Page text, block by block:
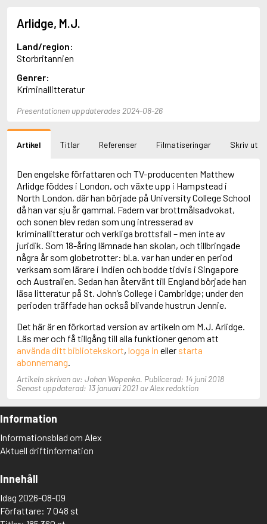
Abbey, Kieran
Abbot, Anthony
Abbott, John
Abbott, Megan
Abdel-Fattah, Randa
Abdolah, Kader
Abé, Kobo
Abele, Inga
Aboulela, Leila
Abrahams, Peter (f. 1947)
Abrahamson, Emmy
Abse, Dannie
Abu-Jaber, Diana
Abulhawa, Susan
Aburas, Lone
Achebe, Chinua
Achmatova, Anna
Aciman, André
Ackebo, Lena
Acker, Kathy
Ackroyd, Peter
Adamov, Arthur
Adams, Douglas
Adams, Herbert
Adams, Jane
Adams, Richard
Adbåge, Emma
Adichie, Chimamanda Ngozi
Adiga, Aravind
Adler-Olsen, Jussi
Adolfsson, Eva
Adolfsson, Evert
Adolfsson, Gunnar
Adolfsson, Josefine
Arlidge, M.J.
Land/region:
Storbritannien
Genrer:
Kriminallitteratur
Presentationen uppdaterades 2024-08-26
Artikel Titlar Referenser Filmatiseringar Skriv ut
Den engelske författaren och TV-producenten Matthew
Arlidge föddes i London, och växte upp i Hampstead i
North London, där han började på University College School
då han var sju år gammal. Fadern var brottmålsadvokat,
och sonen blev redan som ung intresserad av
kriminallitteratur och verkliga brottsfall – men inte av
juridik. Som 18-åring lämnade han skolan, och tillbringade
några år som globetrotter: bl.a. var han under en period
verksam som lärare i Indien och bodde tidvis i Singapore
och Australien. Sedan han återvänt till England började han
läsa litteratur på St. John’s College i Cambridge; under den
perioden träffade han också blivande hustrun Jennie.
Det här är en förkortad version av artikeln om M.J. Arlidge.
Läs mer och få tillgång till alla funktioner genom att
använda ditt bibliotekskort, logga in eller starta
abonnemang.
Artikeln skriven av: Johan Wopenka. Publicerad: 14 juni 2018
Senast uppdaterad: 13 januari 2021 av Alex redaktion
Information
Informationsblad om Alex
Aktuell driftinformation
Innehåll
Idag 2026-08-09
Författare: 7 048 st